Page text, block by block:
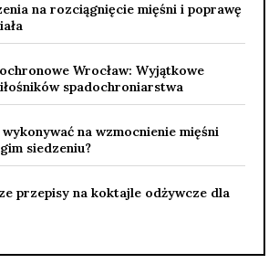
na rozciągnięcie mięśni i poprawę
Wrocław: Wyjątkowe
spadochroniarstwa
na wzmocnienie mięśni
siedzeniu?
przepisy na koktajle odżywcze dla